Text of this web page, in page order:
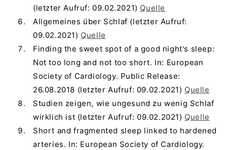
(letzter Aufruf: 09.02.2021) Quelle
Allgemeines über Schlaf (letzter Aufruf:
09.02.2021) Quelle
Finding the sweet spot of a good night's sleep:
Not too long and not too short. In: European
Society of Cardiology. Public Release:
26.08.2018 (letzter Aufruf: 09.02.2021) Quelle
Studien zeigen, wie ungesund zu wenig Schlaf
wirklich ist (letzter Aufruf: 09.02.2021) Quelle
Short and fragmented sleep linked to hardened
arteries. In: European Society of Cardiology.